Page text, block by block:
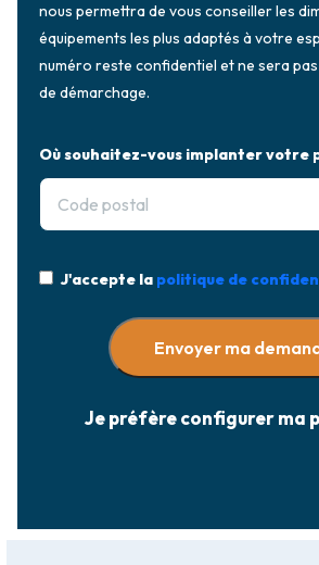
nous permettra de vous conseiller les
équipements les plus adaptés à votre
numéro reste confidentiel et ne sera
de démarchage.
Où souhaitez-vous implanter votre
J'accepte la politique de
Envoyer ma
Je préfère configurer ma